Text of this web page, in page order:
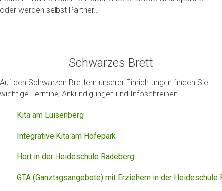
oder werden selbst Partner…
Schwarzes Brett
Auf den Schwarzen Brettern unserer Einrichtungen finden Sie
wichtige Termine, Ankündigungen und Infoschreiben.
Kita am Luisenberg
Integrative Kita am Hofepark
Hort in der Heideschule Radeberg
GTA (Ganztagsangebote) mit Erziehern in der Heideschule